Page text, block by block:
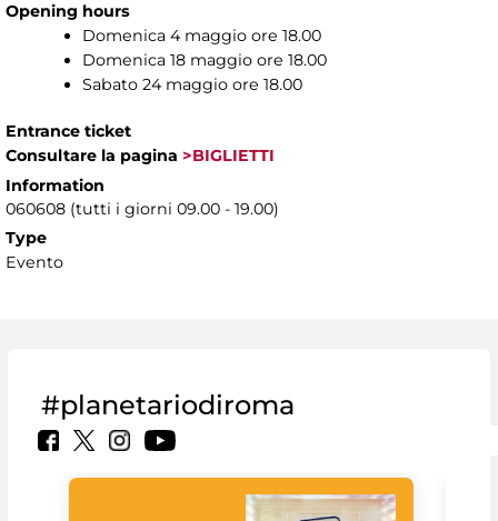
Opening hours
Domenica 4 maggio ore 18.00
Domenica 18 maggio ore 18.00
Sabato 24 maggio ore 18.00
Entrance ticket
Consultare la pagina >BIGLIETTI
Information
060608 (tutti i giorni 09.00 - 19.00)
Type
Evento
#planetariodiroma